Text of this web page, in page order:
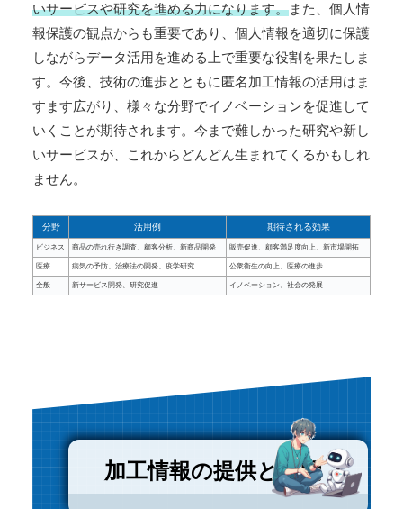
いサービスや研究を進める力になります。また、個人情
報保護の観点からも重要であり、個人情報を適切に保護
しながらデータ活用を進める上で重要な役割を果たしま
す。今後、技術の進歩とともに匿名加工情報の活用はま
すます広がり、様々な分野でイノベーションを促進して
いくことが期待されます。今まで難しかった研究や新し
いサービスが、これからどんどん生まれてくるかもしれ
ません。
分野 活用例 期待される効果
ビジネス 商品の売れ行き調査、顧客分析、新商品開発 販売促進、顧客満足度向上、新市場開拓
医療 病気の予防、治療法の開発、疫学研究 公衆衛生の向上、医療の進歩
全般 新サービス開発、研究促進 イノベーション、社会の発展
加工情報の提供と公開